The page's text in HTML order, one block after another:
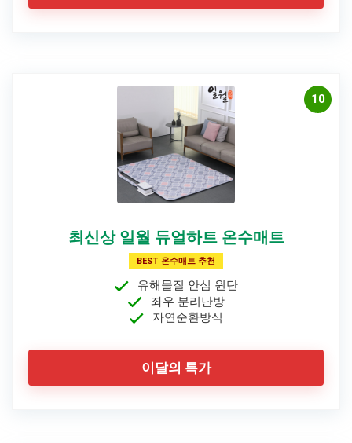
10
최신상 일월 듀얼하트 온수매트
BEST 온수매트 추천
유해물질 안심 원단
좌우 분리난방
자연순환방식
이달의 특가